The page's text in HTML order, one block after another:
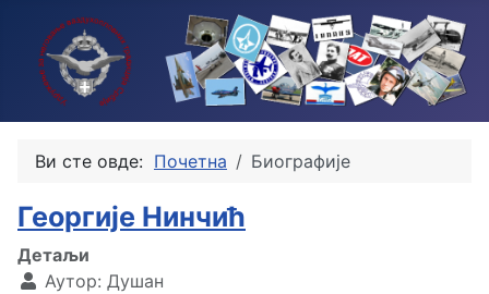
Ви сте овде: Почетна Биографије
Георгије Нинчић
Детаљи
Аутор: Душан